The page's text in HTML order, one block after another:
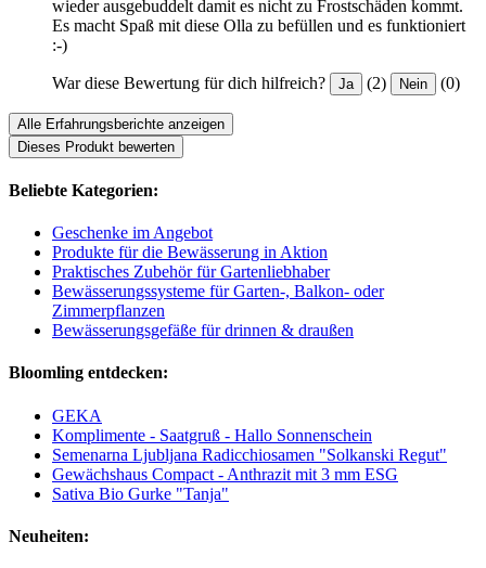
wieder ausgebuddelt damit es nicht zu Frostschäden kommt.
Es macht Spaß mit diese Olla zu befüllen und es funktioniert
:-)
War diese Bewertung für dich hilfreich? Ja (2) Nein (0)
Alle Erfahrungsberichte anzeigen
Dieses Produkt bewerten
Beliebte Kategorien:
Geschenke im Angebot
Produkte für die Bewässerung in Aktion
Praktisches Zubehör für Gartenliebhaber
Bewässerungssysteme für Garten-, Balkon- oder
Zimmerpflanzen
Bewässerungsgefäße für drinnen & draußen
Bloomling entdecken:
GEKA
Komplimente - Saatgruß - Hallo Sonnenschein
Semenarna Ljubljana Radicchiosamen "Solkanski Regut"
Gewächshaus Compact - Anthrazit mit 3 mm ESG
Sativa Bio Gurke "Tanja"
Neuheiten: